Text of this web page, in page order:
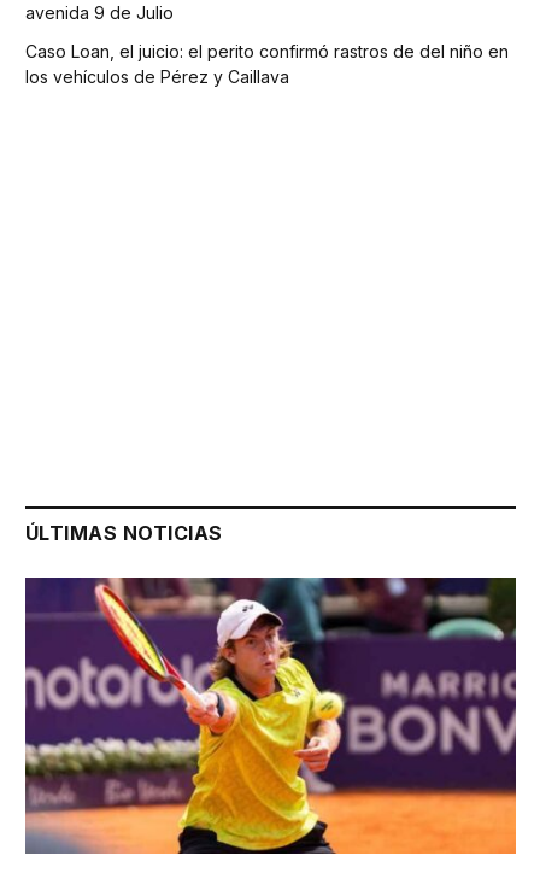
avenida 9 de Julio
Caso Loan, el juicio: el perito confirmó rastros de del niño en
los vehículos de Pérez y Caillava
ÚLTIMAS NOTICIAS